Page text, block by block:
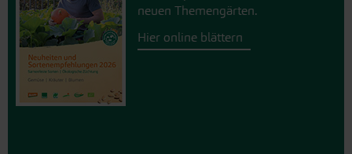
neuen Themengärten.
Hier online blättern